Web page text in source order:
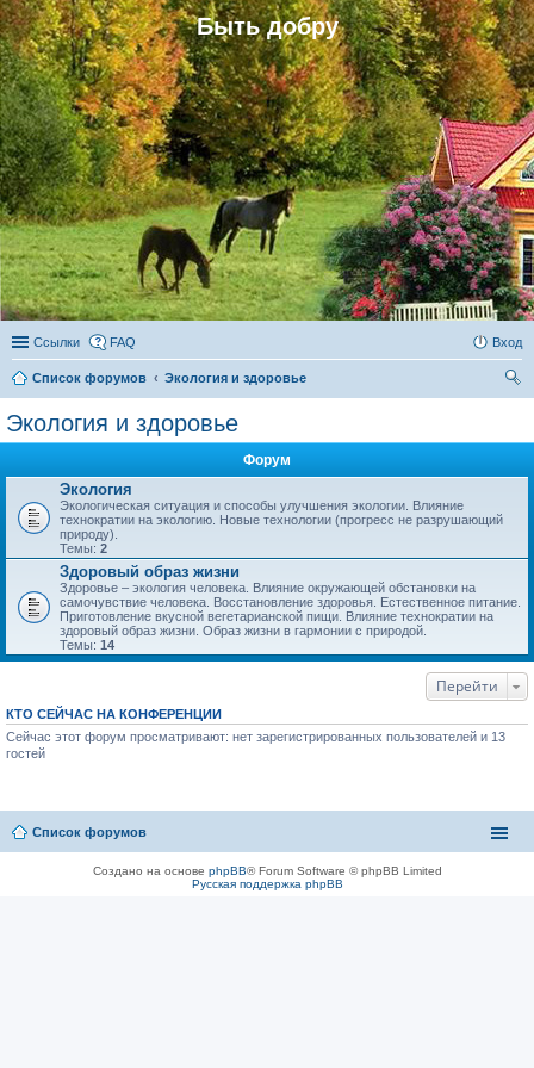
Быть добру
Ссылки FAQ Вход
Список форумов
Экология и здоровье
Экология и здоровье
Форум
Экология
Экологическая ситуация и способы улучшения экологии. Влияние
технократии на экологию. Новые технологии (прогресс не разрушающий
природу).
Темы: 2
Здоровый образ жизни
Здоровье – экология человека. Влияние окружающей обстановки на
самочувствие человека. Восстановление здоровья. Естественное питание.
Приготовление вкусной вегетарианской пищи. Влияние технократии на
здоровый образ жизни. Образ жизни в гармонии с природой.
Темы: 14
Перейти
КТО СЕЙЧАС НА КОНФЕРЕНЦИИ
Сейчас этот форум просматривают: нет зарегистрированных пользователей и 13
гостей
Список форумов
Создано на основе phpBB® Forum Software © phpBB Limited
Русская поддержка phpBB